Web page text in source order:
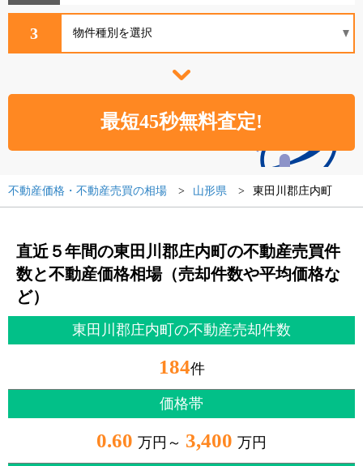
3
不動産価格・不動産売買の相場 山形県 東田川郡庄内町
直近５年間の東田川郡庄内町の不動産売買件
数と不動産価格相場（売却件数や平均価格な
ど）
東田川郡庄内町の不動産売却件数
184件
価格帯
0.60 万円～ 3,400 万円